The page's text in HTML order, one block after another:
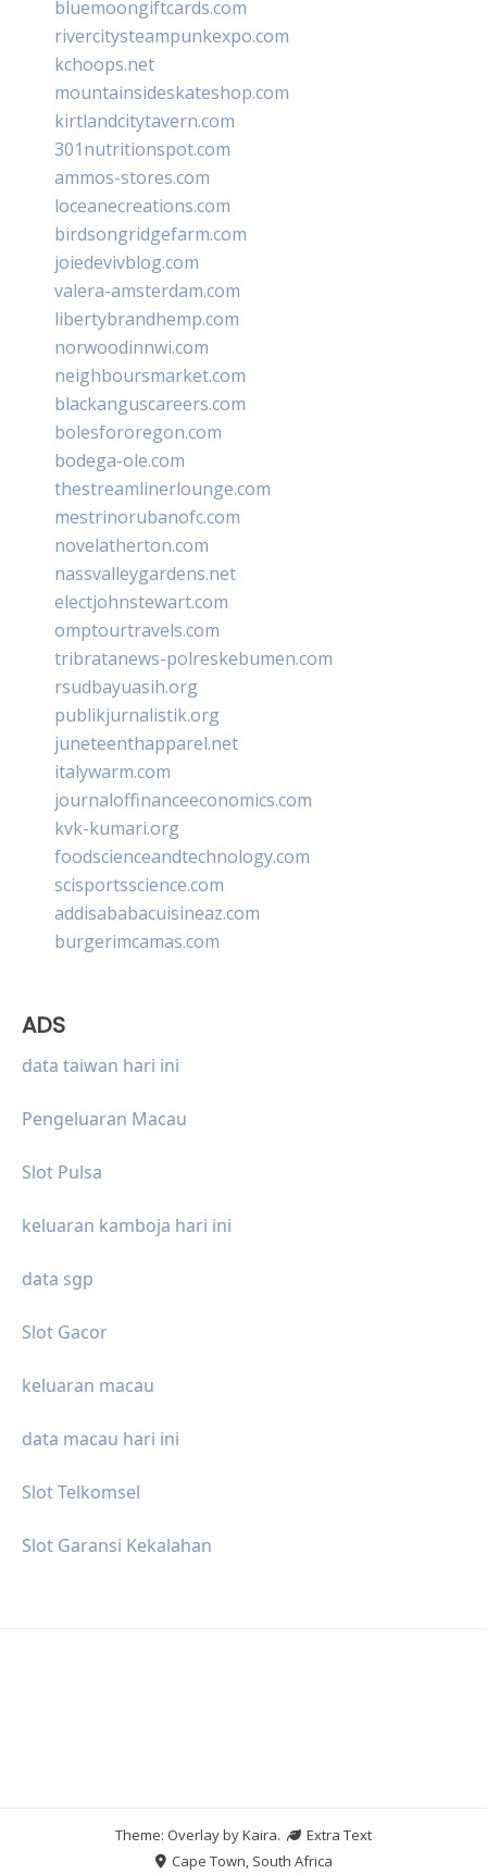
bluemoongiftcards.com
rivercitysteampunkexpo.com
kchoops.net
mountainsideskateshop.com
kirtlandcitytavern.com
301nutritionspot.com
ammos-stores.com
loceanecreations.com
birdsongridgefarm.com
joiedevivblog.com
valera-amsterdam.com
libertybrandhemp.com
norwoodinnwi.com
neighboursmarket.com
blackanguscareers.com
bolesfororegon.com
bodega-ole.com
thestreamlinerlounge.com
mestrinorubanofc.com
novelatherton.com
nassvalleygardens.net
electjohnstewart.com
omptourtravels.com
tribratanews-polreskebumen.com
rsudbayuasih.org
publikjurnalistik.org
juneteenthapparel.net
italywarm.com
journaloffinanceeconomics.com
kvk-kumari.org
foodscienceandtechnology.com
scisportsscience.com
addisababacuisineaz.com
burgerimcamas.com
ADS
data taiwan hari ini
Pengeluaran Macau
Slot Pulsa
keluaran kamboja hari ini
data sgp
Slot Gacor
keluaran macau
data macau hari ini
Slot Telkomsel
Slot Garansi Kekalahan
Theme: Overlay byKaira.
Extra Text
Cape Town, South Africa